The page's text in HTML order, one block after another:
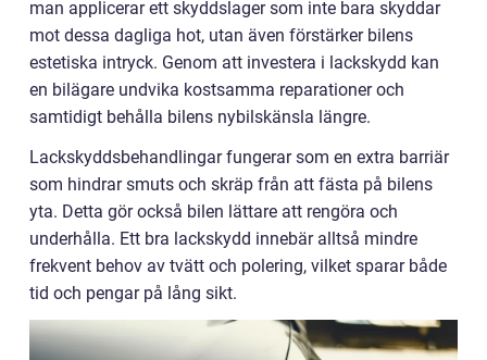
man applicerar ett skyddslager som inte bara skyddar
mot dessa dagliga hot, utan även förstärker bilens
estetiska intryck. Genom att investera i lackskydd kan
en bilägare undvika kostsamma reparationer och
samtidigt behålla bilens nybilskänsla längre.
Lackskyddsbehandlingar fungerar som en extra barriär
som hindrar smuts och skräp från att fästa på bilens
yta. Detta gör också bilen lättare att rengöra och
underhålla. Ett bra lackskydd innebär alltså mindre
frekvent behov av tvätt och polering, vilket sparar både
tid och pengar på lång sikt.